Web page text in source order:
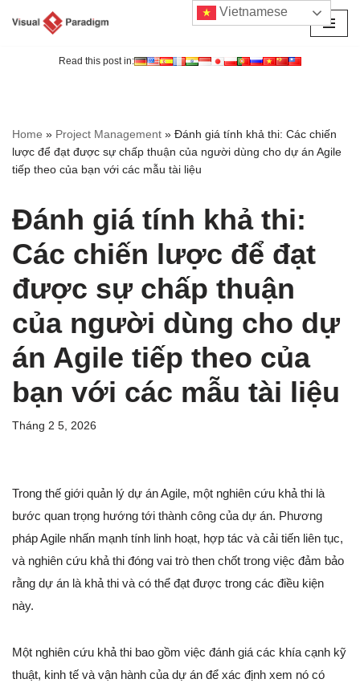
Read this post in:
Home » Project Management » Đánh giá tính khả thi: Các chiến
lược để đạt được sự chấp thuận của người dùng cho dự án Agile
tiếp theo của bạn với các mẫu tài liệu
Đánh giá tính khả thi:
Các chiến lược để đạt
được sự chấp thuận
của người dùng cho dự
án Agile tiếp theo của
bạn với các mẫu tài liệu
Tháng 2 5, 2026
Trong thế giới quản lý dự án Agile, một nghiên cứu khả thi là
bước quan trọng hướng tới thành công của dự án. Phương
pháp Agile nhấn mạnh tính linh hoạt, hợp tác và cải tiến liên tục,
và nghiên cứu khả thi đóng vai trò then chốt trong việc đảm bảo
rằng dự án là khả thi và có thể đạt được trong các điều kiện
này.
Một nghiên cứu khả thi bao gồm việc đánh giá các khía cạnh kỹ
thuật, kinh tế và vận hành của dự án để xác định xem nó có
Vietnamese